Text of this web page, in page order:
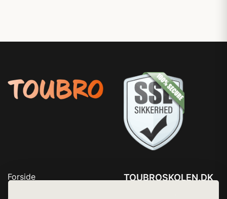
Forside
TOUBROSKOLEN.DK